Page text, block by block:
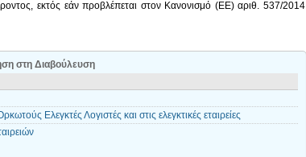
εκτός εάν προβλέπεται στον Κανονισμό (ΕΕ) αριθ. 537/2014
στη Διαβούλευση
Ελεγκτές Λογιστές και στις ελεγκτικές εταιρείες